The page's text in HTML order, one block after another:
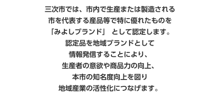
三次市では、市内で生産または製造される
市を代表する産品等で特に優れたものを
「みよしブランド」 として認定します。
認定品を地域ブランドとして
情報発信することにより、
生産者の意欲や商品力の向上、
本市の知名度向上を図り
地域産業の活性化につなげます。